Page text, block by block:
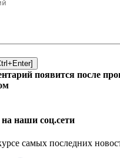
появится после
наши соц.сети
самых последних